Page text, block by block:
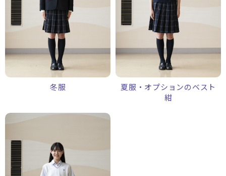
冬服
夏服・オプションのベスト
紺